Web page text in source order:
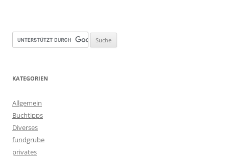
KATEGORIEN
Allgemein
Buchtipps
Diverses
fundgrube
privates